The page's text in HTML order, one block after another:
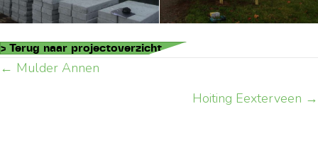
> Terug naar projectoverzicht
Posts
← Mulder Annen
Hoiting Eexterveen →